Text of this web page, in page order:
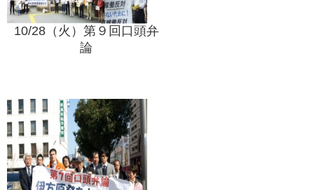
10/28（火）第９回口頭弁
論